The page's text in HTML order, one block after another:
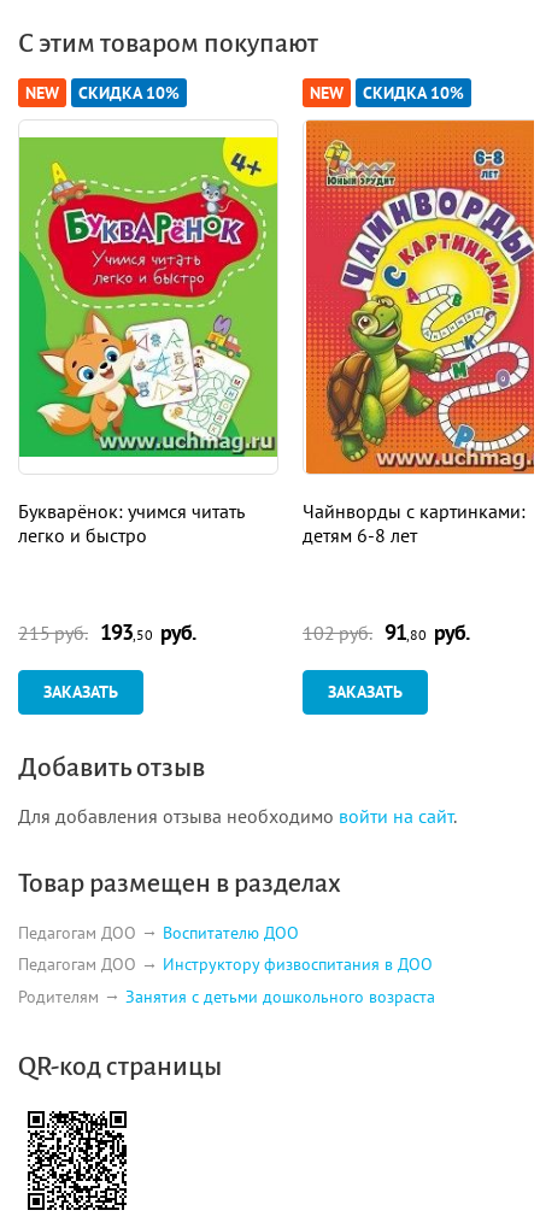
С этим товаром покупают
NEW СКИДКА 10%
Букварёнок: учимся читать
легко и быстро
215 руб. 193 ,50 руб.
ЗАКАЗАТЬ
NEW СКИДКА 10%
Чайнворды с картинками:
детям 6-8 лет
102 руб. 91 ,80 руб.
ЗАКАЗАТЬ
Добавить отзыв
Для добавления отзыва необходимо войти на сайт.
Товар размещен в разделах
Педагогам ДОО
Воспитателю ДОО
Педагогам ДОО
Инструктору физвоспитания в ДОО
Родителям
Занятия с детьми дошкольного возраста
QR-код страницы